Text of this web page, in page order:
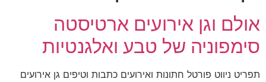
אולם וגן אירועים ארטיסטה
סימפוניה של טבע ואלגנטיות
תפריט ניווט פורטל חתונות ואירועים כתבות וטיפים גן אירועים